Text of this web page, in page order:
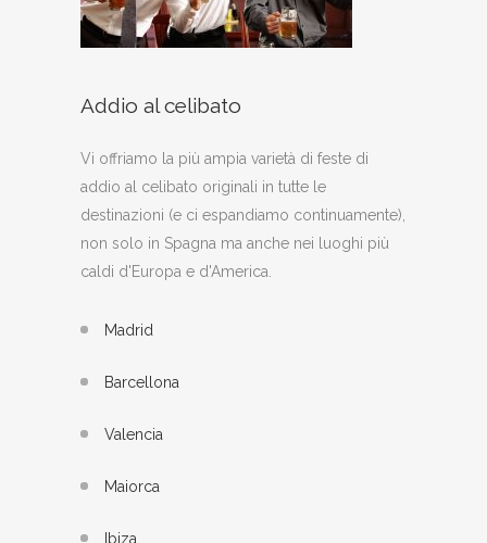
Addio al celibato
Vi offriamo la più ampia varietà di feste di
addio al celibato originali in tutte le
destinazioni (e ci espandiamo continuamente),
non solo in Spagna ma anche nei luoghi più
caldi d'Europa e d'America.
Madrid
Barcellona
Valencia
Maiorca
Ibiza